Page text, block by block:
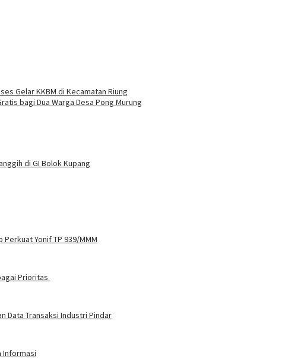
Gelar KKBM di Kecamatan Riung
bagi Dua Warga Desa Pong Murung
di GI Bolok Kupang
Yonif TP 939/MMM
Prioritas
Data Transaksi Industri Pindar
Informasi